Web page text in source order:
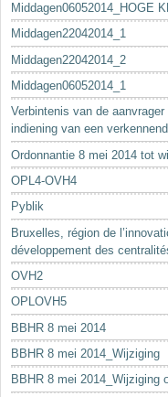
Middagen06052014_HOGE
Middagen22042014_1
Middagen22042014_2
Middagen06052014_1
Verbintenis van de
indiening van een
Ordonnantie 8 mei 2014 tot
OPL4-OVH4
Pyblik
Bruxelles, région de
développement des
OVH2
OPLOVH5
BBHR 8 mei 2014
BBHR 8 mei 2014_Wijziging
BBHR 8 mei 2014_Wijziging